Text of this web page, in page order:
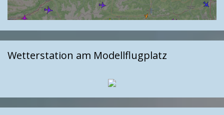
Wetterstation am Modellflugplatz